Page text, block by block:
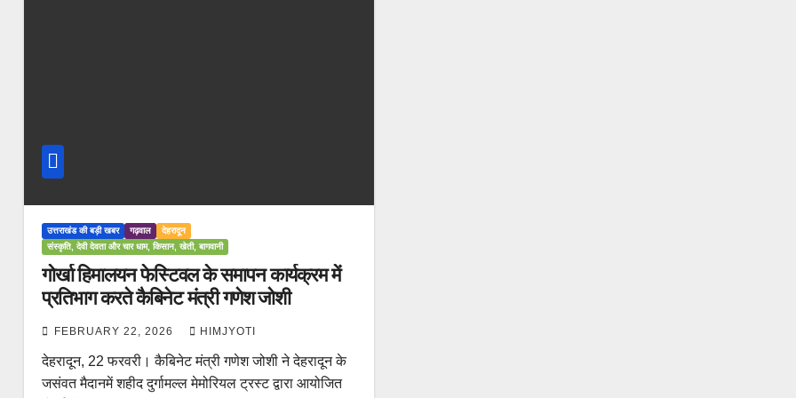
उत्तराखंड की बड़ी खबर गढ़वाल
देहरादून
संस्कृति, देवी देवता और चार धाम, किसान, खेती, बागवानी
गोर्खा हिमालयन फेस्टिवल के समापन कार्यक्रम में
प्रतिभाग करते कैबिनेट मंत्री गणेश जोशी
FEBRUARY 22, 2026 HIMJYOTI
देहरादून, 22 फरवरी। कैबिनेट मंत्री गणेश जोशी ने देहरादून के
जसंवत मैदानमें शहीद दुर्गामल्ल मेमोरियल ट्रस्ट द्वारा आयोजित